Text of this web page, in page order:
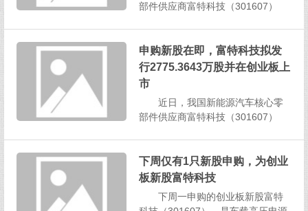
部件供应商富特科技（301607）
成功举行，也意味着公司距离上市
更进一步。公司本次拟首次公开发
行2775.3643万股，占发行后总股本
申购新股在即，富特科技拟发
行2775.3643万股并在创业板上
市
近日，我国新能源汽车核心零
部件供应商富特科技（301607）
告显示，公司将于2024年8月26日
正式开启网上、网下申购，本次申
申购...
下周仅有1只新股申购，为创业
板新股富特科技
下周一申购的创业板新股富特